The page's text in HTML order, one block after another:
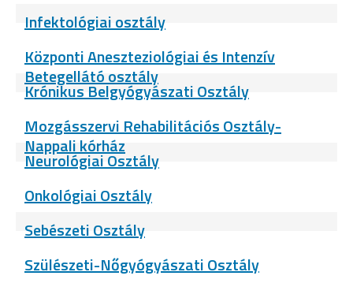
Infektológiai osztály
Központi Aneszteziológiai és Intenzív
Betegellátó osztály
Krónikus Belgyógyászati Osztály
Mozgásszervi Rehabilitációs Osztály-
Nappali kórház
Neurológiai Osztály
Onkológiai Osztály
Sebészeti Osztály
Szülészeti-Nőgyógyászati Osztály